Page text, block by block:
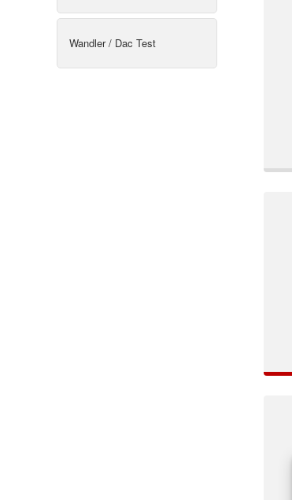
Wandler / Dac Test